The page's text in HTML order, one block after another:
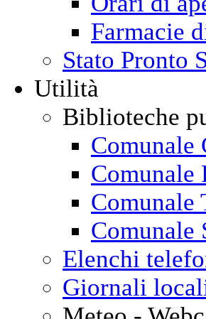
Farmacie
Stato Pronto
Utilità
Biblioteche
Comunale
Comunale
Comunale
Comunale
Elenchi
Giornali